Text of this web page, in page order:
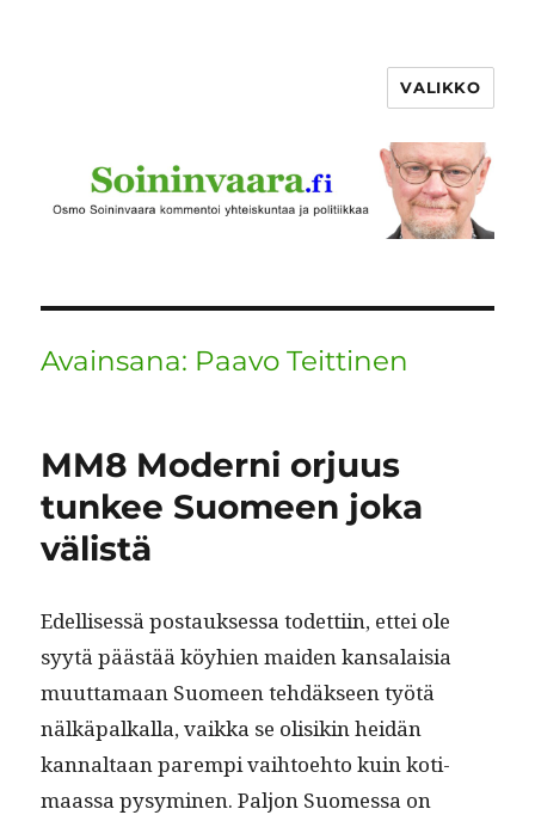
VALIKKO
Avainsana: Paavo Teittinen
MM8 Moderni orjuus
tunkee Suomeen joka
välistä
Edel­lisessä postauk­ses­sa todet­ti­in, ettei ole
syytä päästää köy­hien maid­en kansalaisia
muut­ta­maan Suomeen tehdäk­seen työtä
nälkä­pal­ka­lla, vaik­ka se olisikin hei­dän
kannal­taan parem­pi vai­h­toe­hto kuin koti­
maas­sa pysymi­nen. Paljon Suomes­sa on